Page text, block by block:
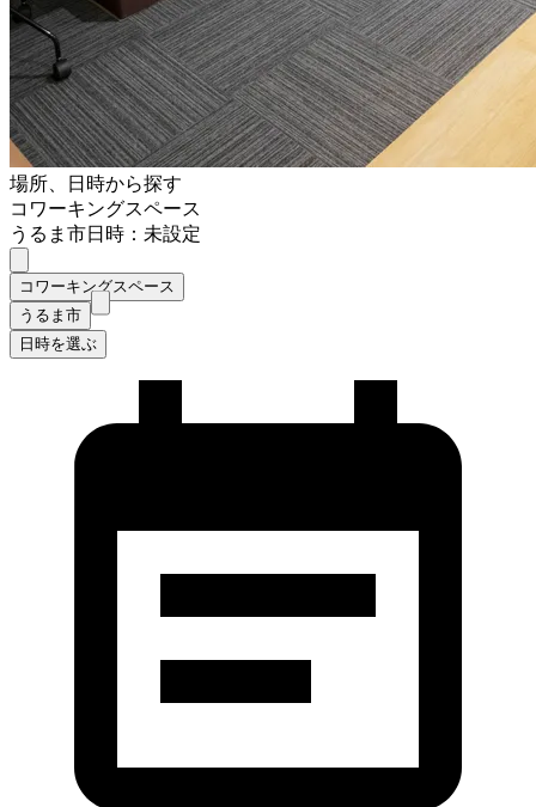
場所、日時から探す
コワーキングスペース
うるま市日時：未設定
コワーキングスペース
うるま市
日時を選ぶ